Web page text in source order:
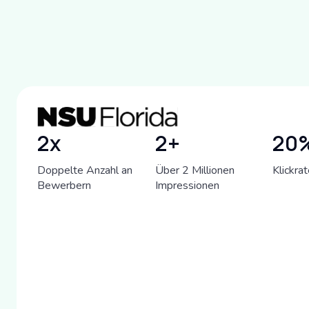
2x
Doppelte Anzahl an
Bewerbern
2+
Über 2 Millionen
Impressionen